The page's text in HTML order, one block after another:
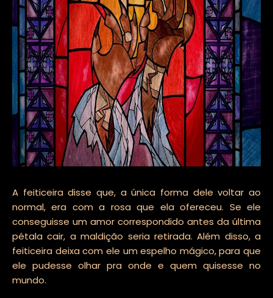
A feiticeira disse que, a única forma dele voltar ao
normal, era com a rosa que ela ofereceu. Se ele
conseguisse um amor correspondido antes da última
pétala cair, a maldição seria retirada. Além disso, a
feiticeira deixa com ele um espelho mágico, para que
ele pudesse olhar pra onde e quem quisesse no
mundo.